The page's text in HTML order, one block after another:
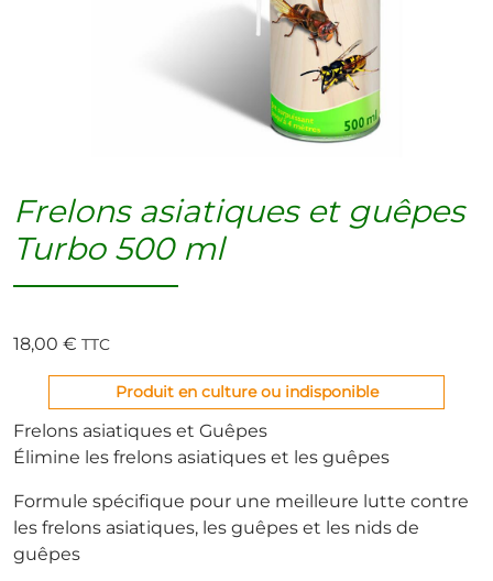
Frelons asiatiques et guêpes
Turbo 500 ml
18,00 € TTC
Produit en culture ou indisponible
Frelons asiatiques et Guêpes
Élimine les frelons asiatiques et les guêpes
Formule spécifique pour une meilleure lutte contre
les frelons asiatiques, les guêpes et les nids de
guêpes